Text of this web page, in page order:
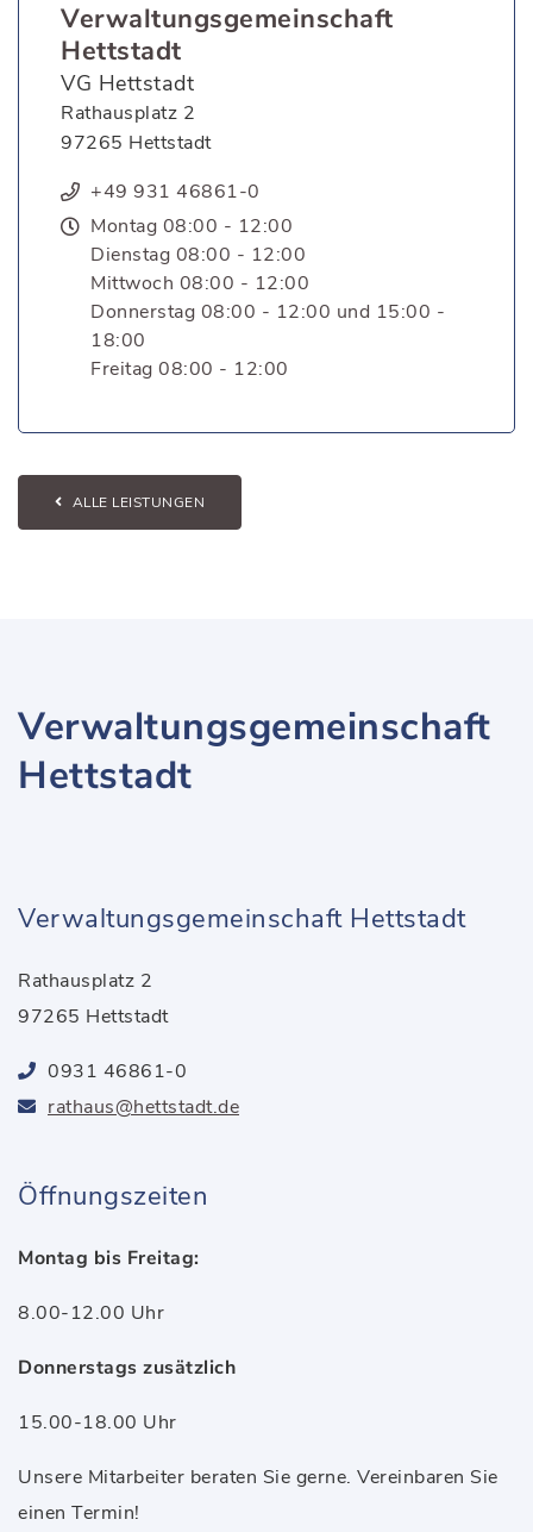
Verwaltungsgemeinschaft
Hettstadt
VG Hettstadt
Rathausplatz 2
97265 Hettstadt
+49 931 46861-0
Montag 08:00 - 12:00
Dienstag 08:00 - 12:00
Mittwoch 08:00 - 12:00
Donnerstag 08:00 - 12:00 und 15:00 -
18:00
Freitag 08:00 - 12:00
ALLE LEISTUNGEN
Verwaltungsgemeinschaft
Hettstadt
Verwaltungsgemeinschaft Hettstadt
Rathausplatz 2
97265 Hettstadt
0931 46861-0
rathaus@hettstadt.de
Öffnungszeiten
Montag bis Freitag:
8.00-12.00 Uhr
Donnerstags zusätzlich
15.00-18.00 Uhr
Unsere Mitarbeiter beraten Sie gerne. Vereinbaren Sie
einen Termin!